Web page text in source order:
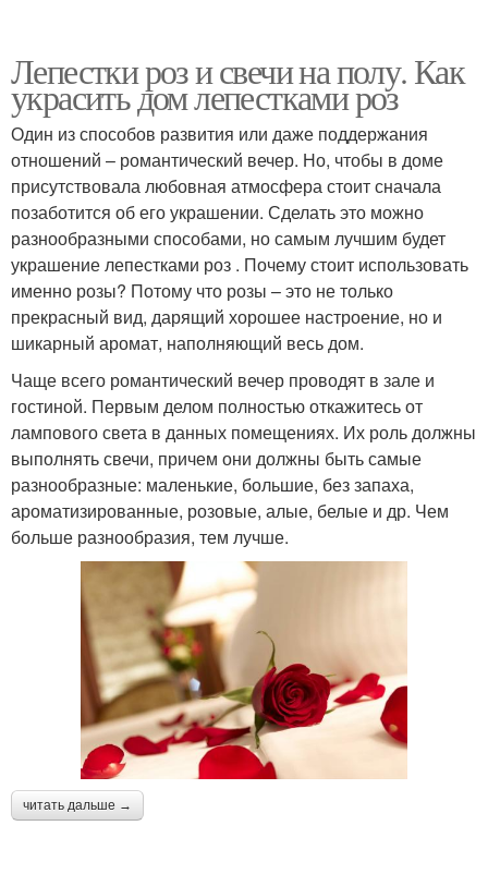
Лепестки роз и свечи на полу. Как
украсить дом лепестками роз
Один из способов развития или даже поддержания
отношений – романтический вечер. Но, чтобы в доме
присутствовала любовная атмосфера стоит сначала
позаботится об его украшении. Сделать это можно
разнообразными способами, но самым лучшим будет
украшение лепестками роз . Почему стоит использовать
именно розы? Потому что розы – это не только
прекрасный вид, дарящий хорошее настроение, но и
шикарный аромат, наполняющий весь дом.
Чаще всего романтический вечер проводят в зале и
гостиной. Первым делом полностью откажитесь от
лампового света в данных помещениях. Их роль должны
выполнять свечи, причем они должны быть самые
разнообразные: маленькие, большие, без запаха,
ароматизированные, розовые, алые, белые и др. Чем
больше разнообразия, тем лучше.
читать дальше →